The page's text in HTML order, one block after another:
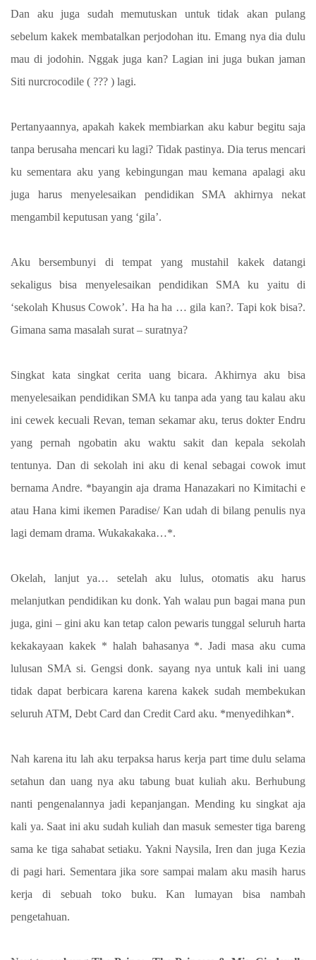
Dan aku juga sudah memutuskan untuk tidak akan pulang
sebelum kakek membatalkan perjodohan itu. Emang nya dia dulu
mau di jodohin. Nggak juga kan? Lagian ini juga bukan jaman
Siti nurcrocodile ( ??? ) lagi.
Pertanyaannya, apakah kakek membiarkan aku kabur begitu saja
tanpa berusaha mencari ku lagi? Tidak pastinya. Dia terus mencari
ku sementara aku yang kebingungan mau kemana apalagi aku
juga harus menyelesaikan pendidikan SMA akhirnya nekat
mengambil keputusan yang ‘gila’.
Aku bersembunyi di tempat yang mustahil kakek datangi
sekaligus bisa menyelesaikan pendidikan SMA ku yaitu di
‘sekolah Khusus Cowok’. Ha ha ha … gila kan?. Tapi kok bisa?.
Gimana sama masalah surat – suratnya?
Singkat kata singkat cerita uang bicara. Akhirnya aku bisa
menyelesaikan pendidikan SMA ku tanpa ada yang tau kalau aku
ini cewek kecuali Revan, teman sekamar aku, terus dokter Endru
yang pernah ngobatin aku waktu sakit dan kepala sekolah
tentunya. Dan di sekolah ini aku di kenal sebagai cowok imut
bernama Andre. *bayangin aja drama Hanazakari no Kimitachi e
atau Hana kimi ikemen Paradise/ Kan udah di bilang penulis nya
lagi demam drama. Wukakakaka…*.
Okelah, lanjut ya… setelah aku lulus, otomatis aku harus
melanjutkan pendidikan ku donk. Yah walau pun bagai mana pun
juga, gini – gini aku kan tetap calon pewaris tunggal seluruh harta
kekakayaan kakek * halah bahasanya *. Jadi masa aku cuma
lulusan SMA si. Gengsi donk. sayang nya untuk kali ini uang
tidak dapat berbicara karena karena kakek sudah membekukan
seluruh ATM, Debt Card dan Credit Card aku. *menyedihkan*.
Nah karena itu lah aku terpaksa harus kerja part time dulu selama
setahun dan uang nya aku tabung buat kuliah aku. Berhubung
nanti pengenalannya jadi kepanjangan. Mending ku singkat aja
kali ya. Saat ini aku sudah kuliah dan masuk semester tiga bareng
sama ke tiga sahabat setiaku. Yakni Naysila, Iren dan juga Kezia
di pagi hari. Sementara jika sore sampai malam aku masih harus
kerja di sebuah toko buku. Kan lumayan bisa nambah
pengetahuan.